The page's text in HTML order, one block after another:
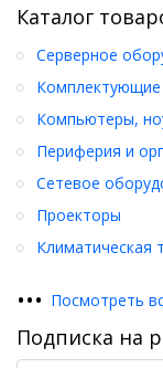
Каталог
Серверное
Комплектующие
Компьютеры,
Периферия и
Сетевое
Проекторы
Климатическая
••• Посмотреть
Подписка на